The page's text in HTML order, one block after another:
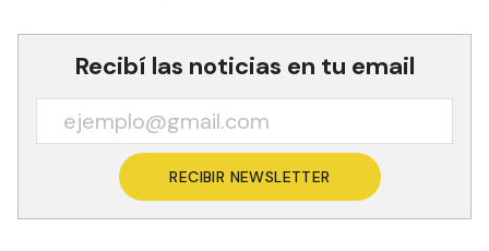
Recibí las noticias en tu email
RECIBIR NEWSLETTER